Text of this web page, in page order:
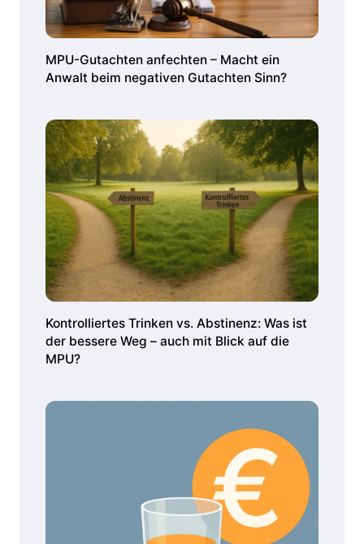
MPU-Gutachten anfechten – Macht ein
Anwalt beim negativen Gutachten Sinn?
Kontrolliertes Trinken vs. Abstinenz: Was ist
der bessere Weg – auch mit Blick auf die
MPU?